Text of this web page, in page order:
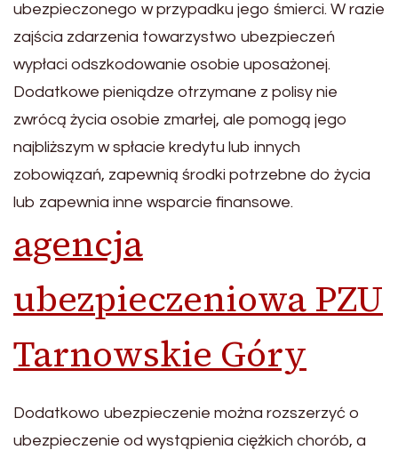
ubezpieczonego w przypadku jego śmierci. W razie
zajścia zdarzenia towarzystwo ubezpieczeń
wypłaci odszkodowanie osobie uposażonej.
Dodatkowe pieniądze otrzymane z polisy nie
zwrócą życia osobie zmarłej, ale pomogą jego
najbliższym w spłacie kredytu lub innych
zobowiązań, zapewnią środki potrzebne do życia
lub zapewnia inne wsparcie finansowe.
agencja
ubezpieczeniowa PZU
Tarnowskie Góry
Dodatkowo ubezpieczenie można rozszerzyć o
ubezpieczenie od wystąpienia ciężkich chorób, a